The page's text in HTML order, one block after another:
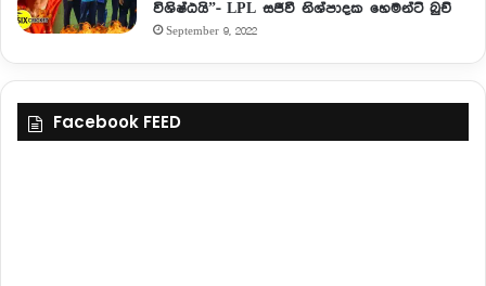
විශිෂ්ඨයි”- LPL සජීවී නිශ්පාදක හෙමන්ට් බුච්
September 9, 2022
Facebook FEED